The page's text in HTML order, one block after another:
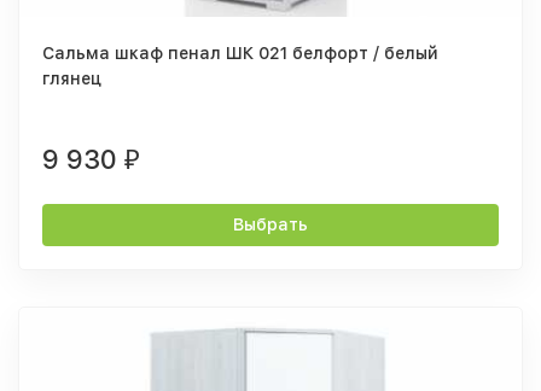
Сальма шкаф пенал ШК 021 белфорт / белый
глянец
9 930 ₽
Выбрать